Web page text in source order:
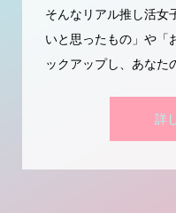
そんなリアル推し活女
いと思ったもの」や「
ックアップし、あなた
詳